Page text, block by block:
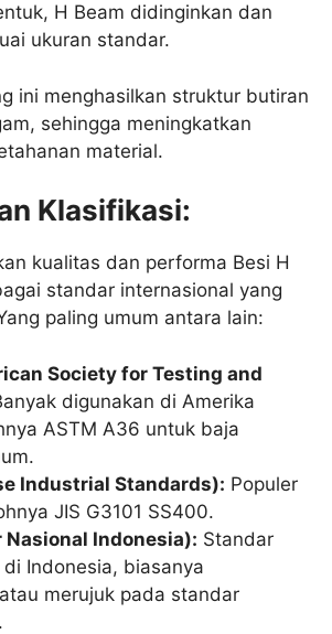
H Beam didinginkan dan
ukuran standar.
ini menghasilkan struktur butiran
sehingga meningkatkan
material.
Klasifikasi:
kualitas dan performa Besi H
standar internasional yang
paling umum antara lain:
Society for Testing and
digunakan di Amerika
ASTM A36 untuk baja
Industrial Standards): Populer
JIS G3101 SS400.
Nasional Indonesia): Standar
Indonesia, biasanya
merujuk pada standar